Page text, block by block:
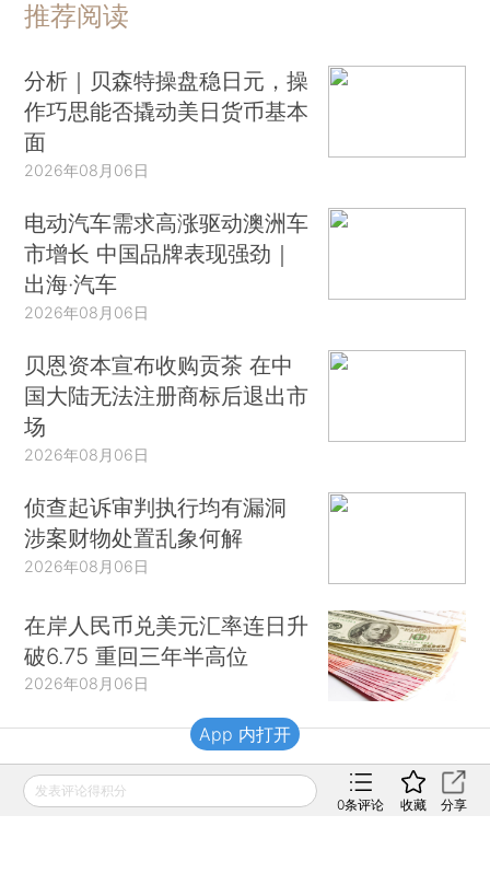
推荐阅读
分析｜贝森特操盘稳日元，操
作巧思能否撬动美日货币基本
面
2026年08月06日
电动汽车需求高涨驱动澳洲车
市增长 中国品牌表现强劲｜
出海·汽车
2026年08月06日
贝恩资本宣布收购贡茶 在中
国大陆无法注册商标后退出市
场
2026年08月06日
侦查起诉审判执行均有漏洞
涉案财物处置乱象何解
2026年08月06日
在岸人民币兑美元汇率连日升
破6.75 重回三年半高位
2026年08月06日
财新移动
发表评论得积分
0条评论 收藏 分享
App 内打开